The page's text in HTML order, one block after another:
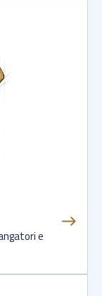
e